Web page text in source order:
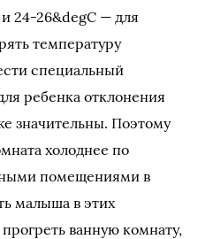
24-26&degС — для
температуру
специальный
ребенка отклонения
значительны. Поэтому
холоднее по
помещениями в
малыша в этих
ванную комнату,